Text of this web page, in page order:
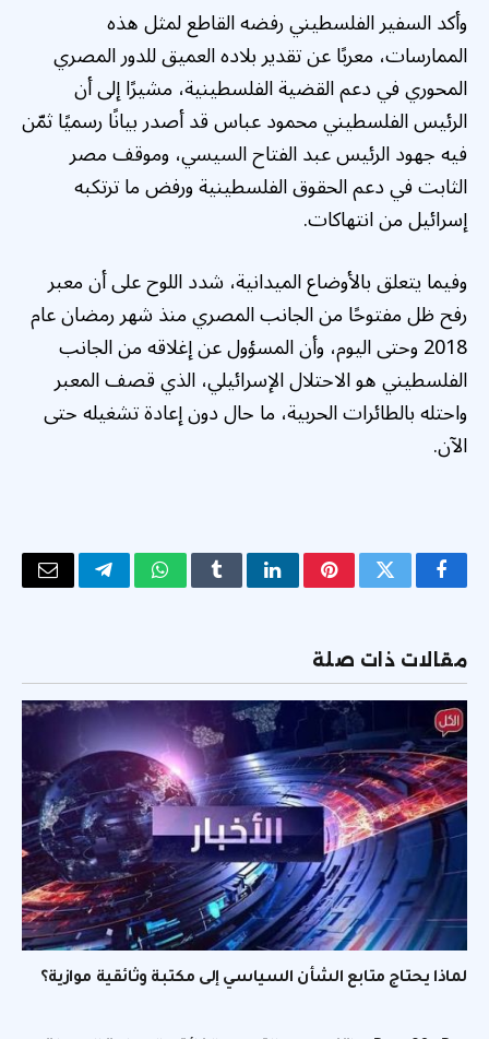
وأكد السفير الفلسطيني رفضه القاطع لمثل هذه
الممارسات، معربًا عن تقدير بلاده العميق للدور المصري
المحوري في دعم القضية الفلسطينية، مشيرًا إلى أن
الرئيس الفلسطيني محمود عباس قد أصدر بيانًا رسميًا ثمّن
فيه جهود الرئيس عبد الفتاح السيسي، وموقف مصر
الثابت في دعم الحقوق الفلسطينية ورفض ما ترتكبه
إسرائيل من انتهاكات.
وفيما يتعلق بالأوضاع الميدانية، شدد اللوح على أن معبر
رفح ظل مفتوحًا من الجانب المصري منذ شهر رمضان عام
2018 وحتى اليوم، وأن المسؤول عن إغلاقه من الجانب
الفلسطيني هو الاحتلال الإسرائيلي، الذي قصف المعبر
واحتله بالطائرات الحربية، ما حال دون إعادة تشغيله حتى
الآن.
فيسبوكتويتر بينتيريستلينكدإنTumblrواتسابتيلقرامالبريد
مقالات ذات صلة
لماذا يحتاج متابع الشأن السياسي إلى مكتبة وثائقية موازية؟